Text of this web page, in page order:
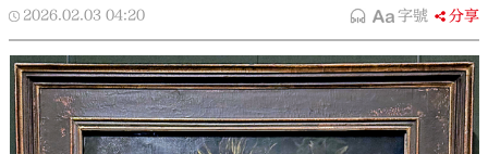
2026.02.03 04:20 字號 分享